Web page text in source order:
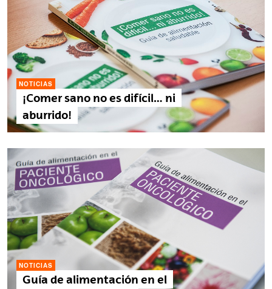
NOTICIAS
¡Comer sano no es difícil… ni
aburrido!
NOTICIAS
Guía de alimentación en el